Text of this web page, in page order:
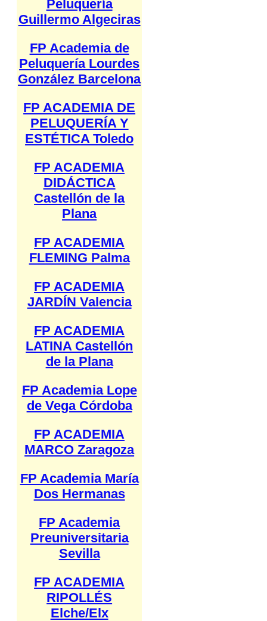
Peluquería
Guillermo Algeciras
FP Academia de
Peluquería Lourdes
González Barcelona
FP ACADEMIA DE
PELUQUERÍA Y
ESTÉTICA Toledo
FP ACADEMIA
DIDÁCTICA
Castellón de la
Plana
FP ACADEMIA
FLEMING Palma
FP ACADEMIA
JARDÍN Valencia
FP ACADEMIA
LATINA Castellón
de la Plana
FP Academia Lope
de Vega Córdoba
FP ACADEMIA
MARCO Zaragoza
FP Academia María
Dos Hermanas
FP Academia
Preuniversitaria
Sevilla
FP ACADEMIA
RIPOLLÉS
Elche/Elx